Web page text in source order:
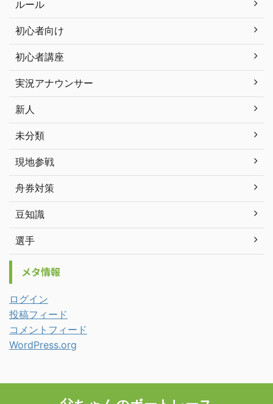
ルール
初心者向け
初心者講座
実況アナウンサー
新人
未分類
現地参戦
舟券対策
豆知識
選手
メタ情報
ログイン
投稿フィード
コメントフィード
WordPress.org